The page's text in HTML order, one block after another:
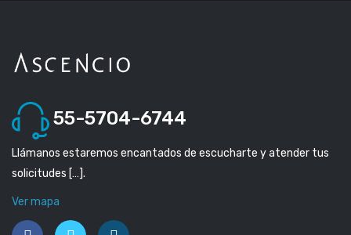
55-5704-6744
Llámanos estaremos encantados de escucharte y atender tus
solicitudes […].
Ver mapa